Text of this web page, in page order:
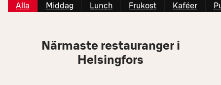
Alla Middag Lunch Frukost Kaféer
Närmaste restauranger i
Helsingfors